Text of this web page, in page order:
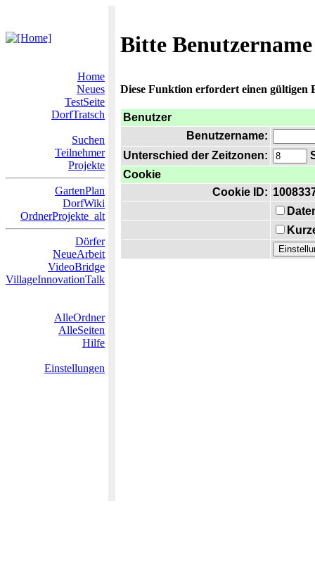
Bitte
Home
Neues
TestSeite
DorfTratsch
Suchen
Teilnehmer
Projekte
GartenPlan
DorfWiki
OrdnerProjekte_alt
Dörfer
NeueArbeit
VideoBridge
VillageInnovationTalk
AlleOrdner
AlleSeiten
Hilfe
Einstellungen
Diese Funktion erfordert einen gültigen
Benutzer
Benutzername:
Unterschied der Zeitzonen:
Cookie
Cookie ID: